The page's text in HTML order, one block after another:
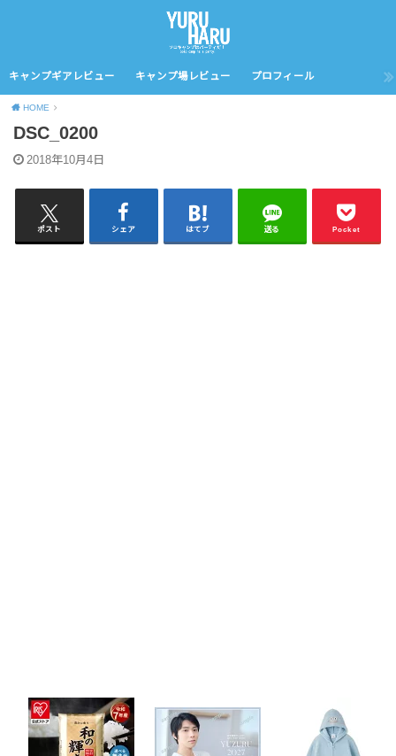
キャンプギアレビュー キャンプ場レビュー プロフィール
HOME
DSC_0200
2018年10月4日
ポスト シェア はてブ 送る Pocket